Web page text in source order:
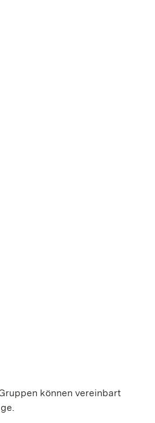
können vereinbart